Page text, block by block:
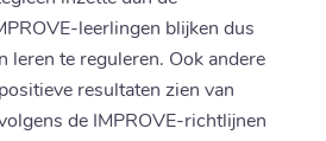
leerlingen blijken dus
leren te reguleren. Ook andere
resultaten zien van
de IMPROVE-richtlijnen